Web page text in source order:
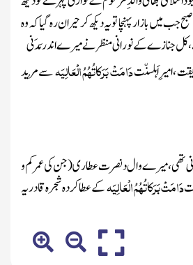
بازار پہنچا تو یہ دیکھ کر حیران رہ گیا کہ وہ
کل جنازے کے نورانی منظر نے میرے اندرمَدَنی
،امیرِ اَہلسنّتدَامَتْ بَرَکاتُہُمُ الْعَالِیَہسے مُرید
تھی ، میرےوالد نصرت عطاری(جن کی عمر کم و
دَامَتْ بَرَکاتُہُمُ الْعَالِیَہکے عطا کردہشجرہ قادریہ